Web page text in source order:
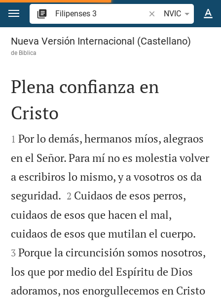
Ir a un contenido
Buscar versículo
NVIC
Filipenses 3
Nueva Versión Internacional (Castellano)
de Biblica

Plena confianza en
Cristo

1 Por lo demás, hermanos míos, alegraos
en el Señor. Para mí no es molestia volver
a escribiros lo mismo, y a vosotros os da
seguridad. 

2 Cuidaos de esos perros,
cuidaos de esos que hacen el mal,
cuidaos de esos que mutilan el cuerpo.
3 Porque la circuncisión somos nosotros,
los que por medio del Espíritu de Dios
adoramos, nos enorgullecemos en Cristo